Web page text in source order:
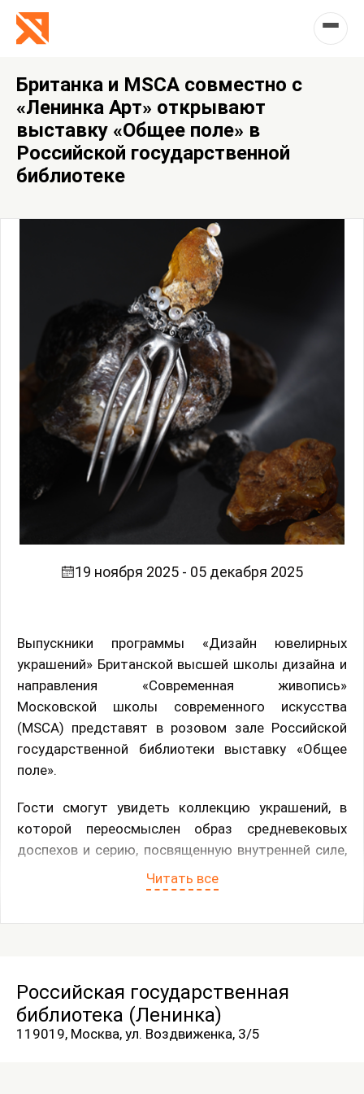
Британка и MSCA совместно с
«Ленинка Арт» открывают
выставку «Общее поле» в
Российской государственной
библиотеке
19 ноября 2025 - 05 декабря 2025
Выпускники программы «Дизайн ювелирных
украшений» Британской высшей школы дизайна и
направления «Современная живопись»
Московской школы современного искусства
(MSCA) представят в розовом зале Российской
государственной библиотеки выставку «Общее
поле».
Гости смогут увидеть коллекцию украшений, в
которой переосмыслен образ средневековых
доспехов и серию, посвященную внутренней силе,
которую человек черпает в поддержке
предыдущих поколений. Также на выставке будут
по-настоящему комфортно.
Выставка пройдет с 19 ноября по 5 декабря. Вход
Читать все
Российская государственная
библиотека (Ленинка)
119019, Москва, ул. Воздвиженка, 3/5